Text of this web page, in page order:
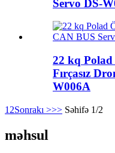
Servo DS-
22 kq
Fırçasız
W006A
1 2Sonrakı >>> Səhifə 1/2
məhsul